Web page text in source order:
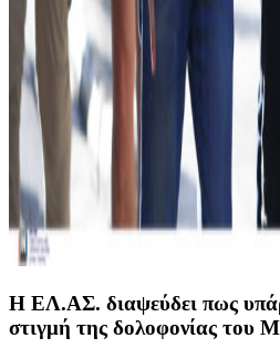
Η ΕΛ.ΑΣ. διαψεύδει πως
στιγμή της δολοφονίας του